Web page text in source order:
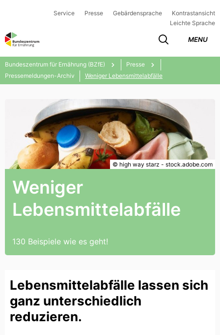
Service Presse Gebärdensprache
Kontrastansicht
Leichte Sprache
MENU
Bundeszentrum für Ernährung (BZfE)
Presse
Pressemeldungen-Archiv
Weniger Lebensmittelabfälle
Weniger
Lebensmittelabfälle
130 Beispiele wie es geht!
© high way starz - stock.adobe.com
Lebensmittelabfälle lassen sich
ganz unterschiedlich
reduzieren.